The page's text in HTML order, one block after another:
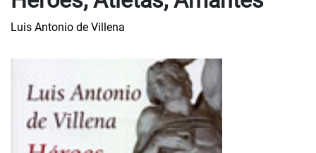
Luis Antonio de Villena